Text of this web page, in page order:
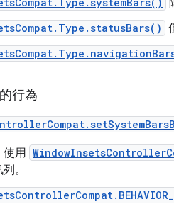
行為
使用
。